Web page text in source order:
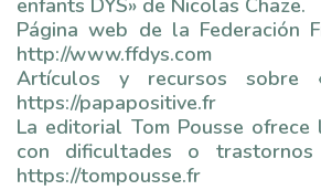
enfants DYS» de Nicolas Chaze.
Página web de la Federación
http://www.ffdys.com
Artículos y recursos sobre
https://papapositive.fr
La editorial Tom Pousse
con dificultades o trastornos
https://tompousse.fr